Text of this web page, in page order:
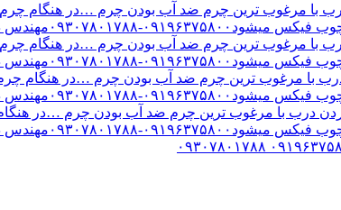
مرغوب ترین چرم ضد آب بودن چرم …در هنگام چرم
۰۹۳۰۷۸۰۱۷۸۸مهندس دولتی
مرغوب ترین چرم ضد آب بودن چرم …در هنگام چرم
۰۹۳۰۷۸۰۱۷۸۸مهندس دولتی
مرغوب ترین چرم ضد آب بودن چرم …در هنگام چرم
۰۹۳۰۷۸۰۱۷۸۸مهندس دولتی
درب با مرغوب ترین چرم ضد آب بودن چرم …در هنگام
۰۹۳۰۷۸۰۱۷۸۸مهندس دولتی